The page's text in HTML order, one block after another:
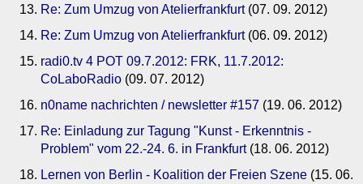
Re: Zum Umzug von Atelierfrankfurt(07. 09. 2012)
Re: Zum Umzug von Atelierfrankfurt(06. 09. 2012)
radi0.tv 4 POT 09.7.2012: FRK, 11.7.2012:
CoLaboRadio (09. 07. 2012)
n0name nachrichten / newsletter #157 (19. 06. 2012)
Re: Einladung zur Tagung "Kunst - Erkenntnis -
Problem" vom 22.-24. 6. in Frankfurt(18. 06. 2012)
Lernen von Berlin - Koalition der Freien Szene (15. 06.